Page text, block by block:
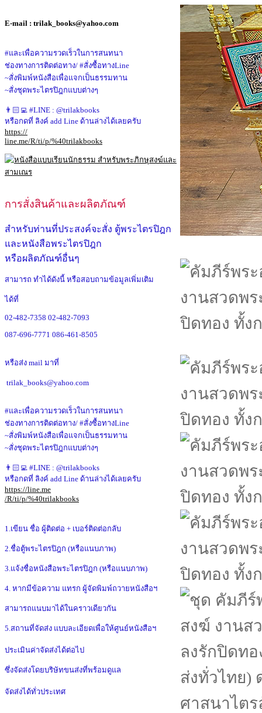
E-mail : trilak_books@yahoo.com
#และเพื่อความรวดเร็วในการสนทนา
ช่องทางการติดต่อทาง/ #สั่งซื้อทางLine
~สั่งพิมพ์หนังสือเพื่อแจกเป็นธรรมทาน
~สั่งชุดพระไตรปิฎกแบบต่างๆ
👨🏻‍💻 #LINE : @trilakbooks
หรือกดที่ ลิงค์ add Line ด้านล่างได้เลยครับ
https://
line.me/R/ti/p/%40trilakbooks
การสั่งสินค้าและผลิตภัณฑ์
สำหรับท่านที่ประสงค์จะสั่ง ตู้พระไตรปิฎก
และหนังสือพระไตรปิฎก
หรือผลิตภัณฑ์อื่นๆ
สามารถ ทำได้ดังนี้ หรือสอบถามข้อมูลเพิ่มเติม
ได้ที่
02-482-7358 02-482-7093
087-696-7771 086-461-8505
หรือส่ง mail มาที่
trilak_books@yahoo.com
#และเพื่อความรวดเร็วในการสนทนา
ช่องทางการติดต่อทาง/ #สั่งซื้อทางLine
~สั่งพิมพ์หนังสือเพื่อแจกเป็นธรรมทาน
~สั่งชุดพระไตรปิฎกแบบต่างๆ
👨🏻‍💻 #LINE : @trilakbooks
หรือกดที่ ลิงค์ add Line ด้านล่างได้เลยครับ
https://line.me
/R/ti/p/%40trilakbooks
1.เขียน ชื่อ ผู้ติดต่อ + เบอร์ติดต่อกลับ
2.ชื่อตู้พระไตรปิฎก (หรือแนบภาพ)
3.แจ้งชื่อหนังสือพระไตรปิฎก (หรือแนบภาพ)
4. หากมีข้อความ แทรก ผู้จัดพิมพ์ถวายหนังสือฯ
สามารถแนบมาได้ในคราวเดียวกัน
5.สถานที่จัดส่ง แบบละเอียดเพื่อให้ศูนย์หนังสือฯ
ประเมินค่าจัดส่งได้ต่อไป
ซึ่งจัดส่งโดยบริษัทขนส่งที่พร้อมดูแล
จัดส่งได้ทั่วประเทศ